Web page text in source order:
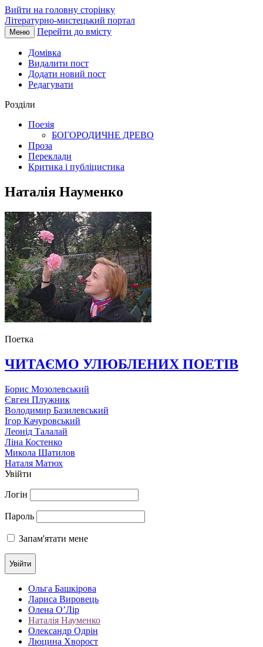
Вийти на головну сторінку
Літературно-мистецький портал
Меню Перейти до вмісту
Домівка
Видалити пост
Додати новий пост
Редагувати
Розділи
Поезія
БОГОРОДИЧНЕ ДРЕВО
Проза
Переклади
Критика і публіцистика
Наталія Науменко
Поетка
ЧИТАЄМО УЛЮБЛЕНИХ ПОЕТІВ
Борис Мозолевський
Євген Плужник
Володимир Базилевський
Ігор Качуровський
Леонід Талалай
Ліна Костенко
Микола Шатилов
Наталя Матюх
Увійти
Логін
Пароль
Запам'ятати мене
Ольга Башкірова
Лариса Вировець
Олена О’Лір
Наталія Науменко
Олександр Одрін
Люцина Хворост